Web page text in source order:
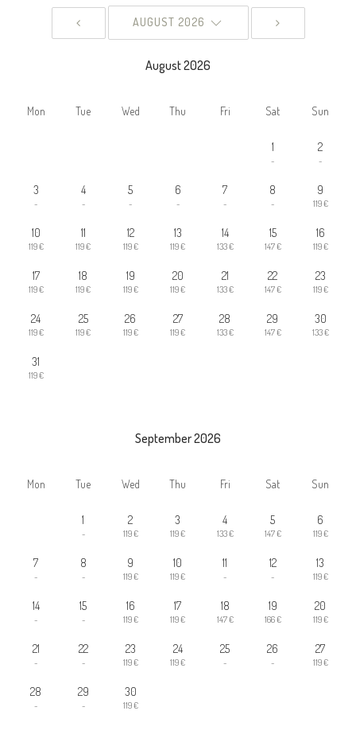
AUGUST 2026
August 2026
Mon Tue Wed Thu Fri Sat Sun
1
-
2
-
3
-
4
-
5
-
6
-
7
-
8
-
9
119 €
10
119 €
11
119 €
12
119 €
13
119 €
14
133 €
15
147 €
16
119 €
17
119 €
18
119 €
19
119 €
20
119 €
21
133 €
22
147 €
23
119 €
24
119 €
25
119 €
26
119 €
27
119 €
28
133 €
29
147 €
30
133 €
31
119 €
September 2026
Mon Tue Wed Thu Fri Sat Sun
1
-
2
119 €
3
119 €
4
133 €
5
147 €
6
119 €
7
-
8
-
9
119 €
10
119 €
11
-
12
-
13
119 €
14
-
15
-
16
119 €
17
119 €
18
147 €
19
166 €
20
119 €
21
-
22
-
23
119 €
24
119 €
25
-
26
-
27
119 €
28
-
29
-
30
119 €